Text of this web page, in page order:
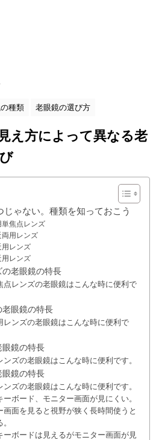
種類 老眼鏡の選び方
え方によって異なる老
ゃない。種類を知っておこう
単焦点レンズ
両用レンズ
用レンズ
用レンズ
老眼鏡の特長
点レンズの老眼鏡はこんな時に便利で
眼鏡の特長
レンズの老眼鏡はこんな時に便利で
鏡の特長
ンズの老眼鏡はこんな時に便利です。
鏡の特長
ンズの老眼鏡はこんな時に便利です。
ーボード、モニター画面が見にくい。
画面を見ると視野が狭く長時間使うと
ーボードは見えるがモニター画面が見